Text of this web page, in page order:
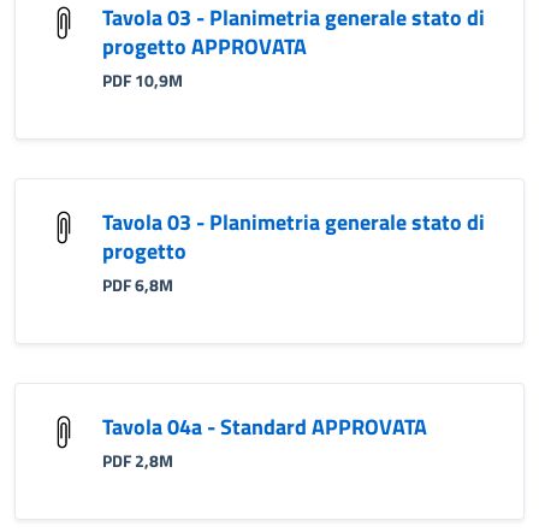
Tavola 03 - Planimetria generale stato di
progetto APPROVATA
PDF 10,9M
Tavola 03 - Planimetria generale stato di
progetto
PDF 6,8M
Tavola 04a - Standard APPROVATA
PDF 2,8M